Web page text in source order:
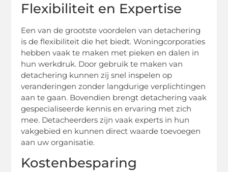
Flexibiliteit en Expertise
Een van de grootste voordelen van detachering
is de flexibiliteit die het biedt. Woningcorporaties
hebben vaak te maken met pieken en dalen in
hun werkdruk. Door gebruik te maken van
detachering kunnen zij snel inspelen op
veranderingen zonder langdurige verplichtingen
aan te gaan. Bovendien brengt detachering vaak
gespecialiseerde kennis en ervaring met zich
mee. Detacheerders zijn vaak experts in hun
vakgebied en kunnen direct waarde toevoegen
aan uw organisatie.
Kostenbesparing